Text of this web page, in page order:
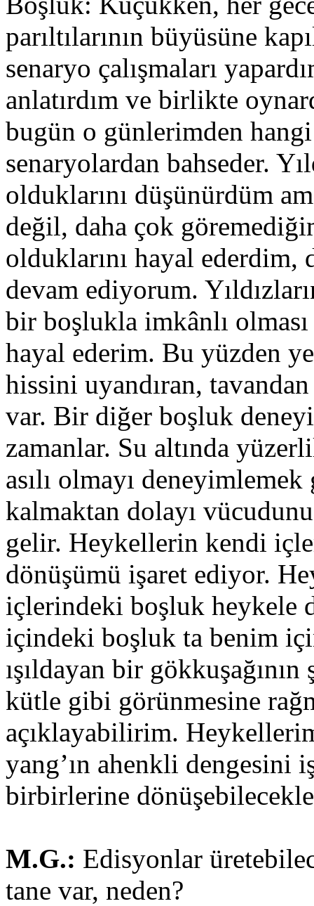
parıltılarının büyüsüne
senaryo çalışmaları
anlatırdım ve birlikte
bugün o günlerimden hangi
senaryolardan bahseder.
olduklarını düşünürdüm
değil, daha çok
olduklarını hayal ederdim,
devam ediyorum.
bir boşlukla imkânlı
hayal ederim. Bu yüzden
hissini uyandıran,
var. Bir diğer boşluk
zamanlar. Su altında
asılı olmayı
kalmaktan dolayı
gelir. Heykellerin kendi
dönüşümü işaret ediyor.
içlerindeki boşluk heykele
içindeki boşluk ta benim
ışıldayan bir
kütle gibi görünmesine
açıklayabilirim.
yang’ın ahenkli dengesini
birbirlerine
M.G.: Edisyonlar
tane var, neden?